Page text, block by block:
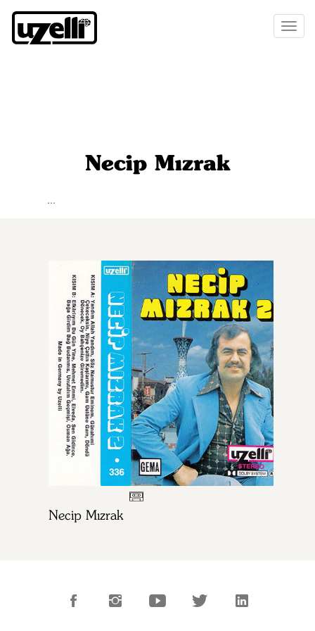
Necip Mızrak
...
Necip Mızrak